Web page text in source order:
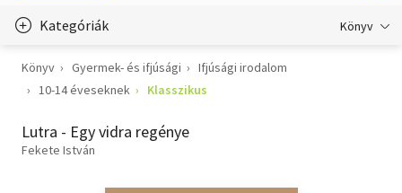
Kategóriák Könyv
Életmód, egészség
Gyermek- és ifjúsági
Hobbi, szabadidő
Könyv Gyermek- és ifjúsági
Ifjúsági irodalom
10-14 éveseknek
Klasszikus
Lutra - Egy vidra regénye
Fekete István